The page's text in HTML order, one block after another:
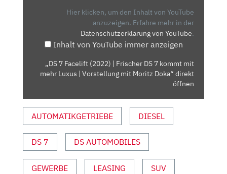
KOMMT
|
VORSTELLUNG
MIT
MORITZ
VON
Hier klicken, um den Inhalt von YouTube
anzuzeigen. Erfahre mehr in der
Datenschutzerklärung von YouTube.
Inhalt von YouTube immer anzeigen
„DS 7 Facelift (2022) | Frischer DS 7 kommt mit
mehr Luxus | Vorstellung mit Moritz Doka“ direkt
öffnen
AUTOMATIKGETRIEBE DIESEL
DS 7 DS AUTOMOBILES
GEWERBE LEASING SUV